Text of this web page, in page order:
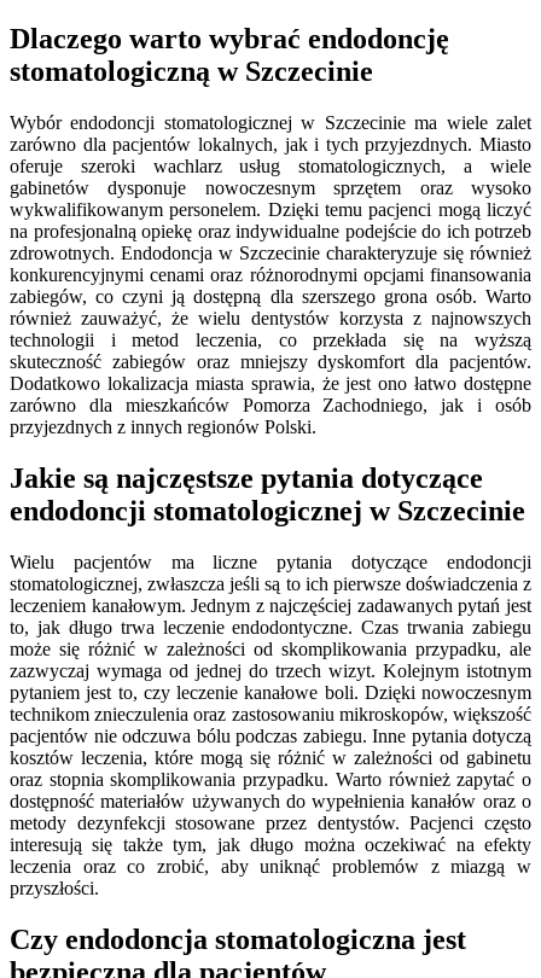
Dlaczego warto wybrać endodoncję
stomatologiczną w Szczecinie
Wybór endodoncji stomatologicznej w Szczecinie ma wiele zalet
zarówno dla pacjentów lokalnych, jak i tych przyjezdnych. Miasto
oferuje szeroki wachlarz usług stomatologicznych, a wiele
gabinetów dysponuje nowoczesnym sprzętem oraz wysoko
wykwalifikowanym personelem. Dzięki temu pacjenci mogą liczyć
na profesjonalną opiekę oraz indywidualne podejście do ich potrzeb
zdrowotnych. Endodoncja w Szczecinie charakteryzuje się również
konkurencyjnymi cenami oraz różnorodnymi opcjami finansowania
zabiegów, co czyni ją dostępną dla szerszego grona osób. Warto
również zauważyć, że wielu dentystów korzysta z najnowszych
technologii i metod leczenia, co przekłada się na wyższą
skuteczność zabiegów oraz mniejszy dyskomfort dla pacjentów.
Dodatkowo lokalizacja miasta sprawia, że jest ono łatwo dostępne
zarówno dla mieszkańców Pomorza Zachodniego, jak i osób
przyjezdnych z innych regionów Polski.
Jakie są najczęstsze pytania dotyczące
endodoncji stomatologicznej w Szczecinie
Wielu pacjentów ma liczne pytania dotyczące endodoncji
stomatologicznej, zwłaszcza jeśli są to ich pierwsze doświadczenia z
leczeniem kanałowym. Jednym z najczęściej zadawanych pytań jest
to, jak długo trwa leczenie endodontyczne. Czas trwania zabiegu
może się różnić w zależności od skomplikowania przypadku, ale
zazwyczaj wymaga od jednej do trzech wizyt. Kolejnym istotnym
pytaniem jest to, czy leczenie kanałowe boli. Dzięki nowoczesnym
technikom znieczulenia oraz zastosowaniu mikroskopów, większość
pacjentów nie odczuwa bólu podczas zabiegu. Inne pytania dotyczą
kosztów leczenia, które mogą się różnić w zależności od gabinetu
oraz stopnia skomplikowania przypadku. Warto również zapytać o
dostępność materiałów używanych do wypełnienia kanałów oraz o
metody dezynfekcji stosowane przez dentystów. Pacjenci często
interesują się także tym, jak długo można oczekiwać na efekty
leczenia oraz co zrobić, aby uniknąć problemów z miazgą w
przyszłości.
Czy endodoncja stomatologiczna jest